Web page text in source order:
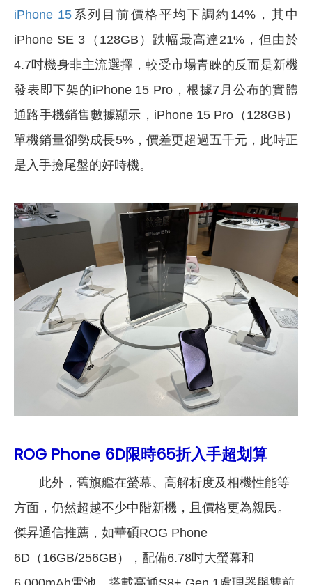
iPhone 15 系列目前價格平均下調約14%，其中
iPhone SE 3（128GB）跌幅最高達21%，但由於
4.7吋機身非主流選擇，較受市場青睞的反而是新機
發表即下架的iPhone 15 Pro，根據7月公布的實體
通路手機銷售數據顯示，iPhone 15 Pro（128GB）
單機銷量卻勢成長5%，價差更超過五千元，此時正
是入手撿尾盤的好時機。
ROG Phone 6D限時65折入手超划算
此外，舊旗艦在螢幕、高解析度及相機性能等
方面，仍然超越不少中階新機，且價格更為親民。
傑昇通信推薦，如華碩ROG Phone
6D（16GB/256GB），配備6.78吋大螢幕和